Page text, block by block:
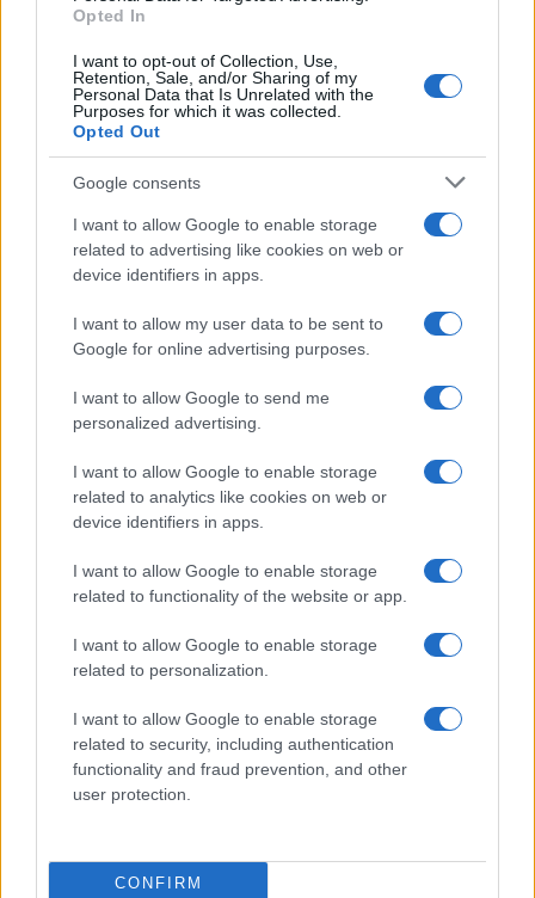
Opted In
I want to opt-out of Collection, Use,
Retention, Sale, and/or Sharing of my
Personal Data that Is Unrelated with the
Purposes for which it was collected.
Opted Out
Google consents
I want to allow Google to enable storage
related to advertising like cookies on web or
device identifiers in apps.
I want to allow my user data to be sent to
Google for online advertising purposes.
I want to allow Google to send me
personalized advertising.
I want to allow Google to enable storage
related to analytics like cookies on web or
device identifiers in apps.
I want to allow Google to enable storage
related to functionality of the website or app.
I want to allow Google to enable storage
related to personalization.
I want to allow Google to enable storage
related to security, including authentication
functionality and fraud prevention, and other
user protection.
CONFIRM
της Ζωής μας
Οι άνθρωποι, οι αυθεντικές ιστορίες,
το ελληνικό καλοκαίρι και ένας
πολιτισμός που μας ενώνει κάθε μέρα.